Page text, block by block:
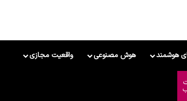
هوشمند هوش مصنوعی واقعیت مجازی